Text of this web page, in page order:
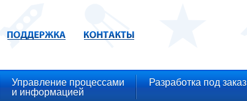
Управление процессами
и информацией
Разработка под заказ